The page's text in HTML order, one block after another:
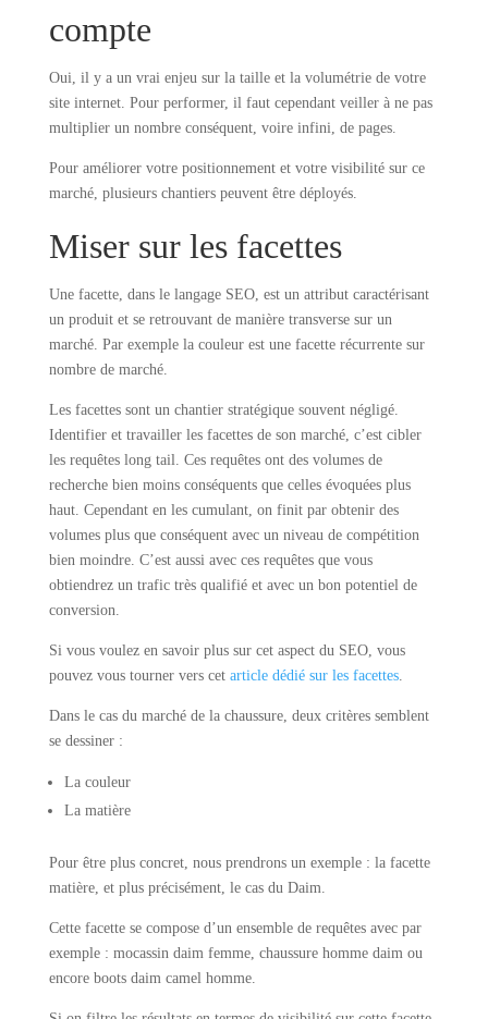
compte
Oui, il y a un vrai enjeu sur la taille et la volumétrie de votre
site internet. Pour performer, il faut cependant veiller à ne pas
multiplier un nombre conséquent, voire infini, de pages.
Pour améliorer votre positionnement et votre visibilité sur ce
marché, plusieurs chantiers peuvent être déployés.
Miser sur les facettes
Une facette, dans le langage SEO, est un attribut caractérisant
un produit et se retrouvant de manière transverse sur un
marché. Par exemple la couleur est une facette récurrente sur
nombre de marché.
Les facettes sont un chantier stratégique souvent négligé.
Identifier et travailler les facettes de son marché, c’est cibler
les requêtes long tail. Ces requêtes ont des volumes de
recherche bien moins conséquents que celles évoquées plus
haut. Cependant en les cumulant, on finit par obtenir des
volumes plus que conséquent avec un niveau de compétition
bien moindre. C’est aussi avec ces requêtes que vous
obtiendrez un trafic très qualifié et avec un bon potentiel de
conversion.
Si vous voulez en savoir plus sur cet aspect du SEO, vous
pouvez vous tourner vers cet article dédié sur les facettes.
Dans le cas du marché de la chaussure, deux critères semblent
se dessiner :
La couleur
La matière
Pour être plus concret, nous prendrons un exemple : la facette
matière, et plus précisément, le cas du Daim.
Cette facette se compose d’un ensemble de requêtes avec par
exemple : mocassin daim femme, chaussure homme daim ou
encore boots daim camel homme.